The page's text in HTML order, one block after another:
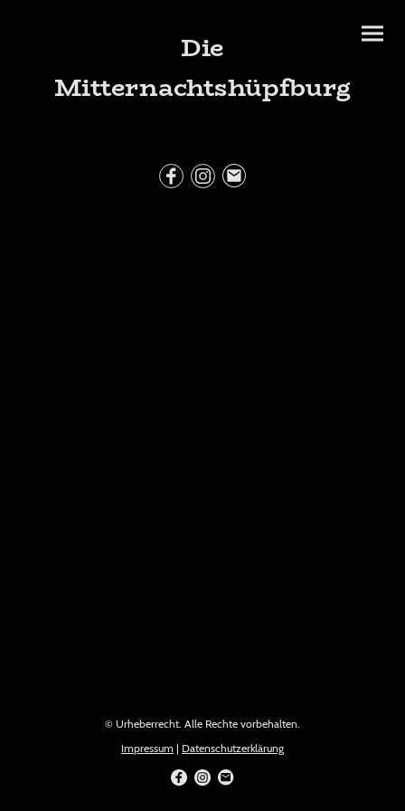
Die
Mitternachtshüpfburg
© Urheberrecht. Alle Rechte vorbehalten.
Impressum | Datenschutzerklärung